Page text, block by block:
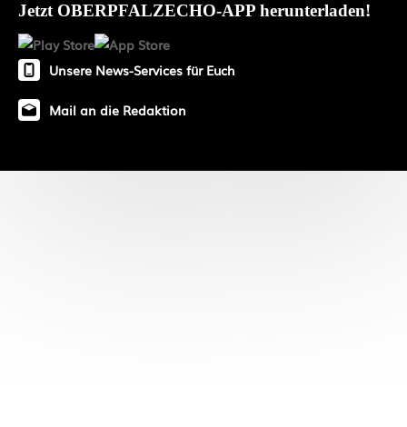
Jetzt OBERPFALZECHO-APP herunterladen!
Unsere News-Services für Euch
Mail an die Redaktion